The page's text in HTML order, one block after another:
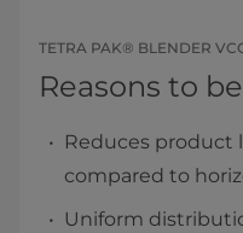
TETRA PAK® BLENDER
Reasons to
Reduces product
compared to
Uniform